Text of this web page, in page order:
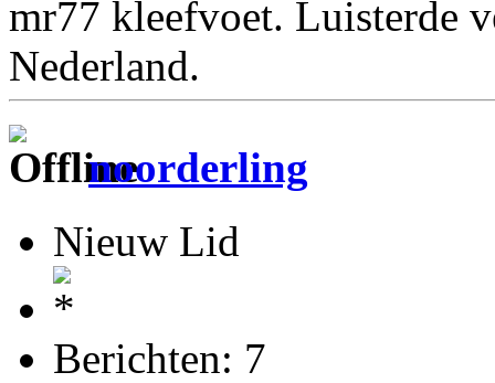
mr77 kleefvoet. Luisterde
Nederland.
noorderling
Nieuw Lid
Berichten: 7